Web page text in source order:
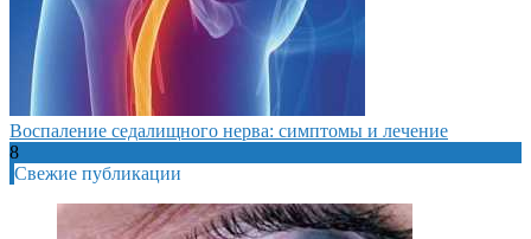
Воспаление седалищного нерва: симптомы и лечение
8
Свежие публикации